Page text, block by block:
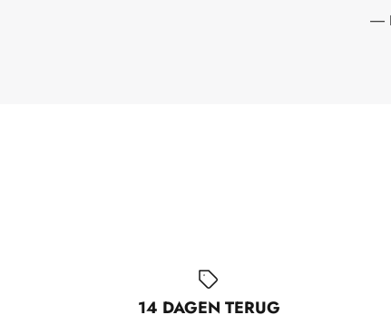
—
14 DAGEN TERUG